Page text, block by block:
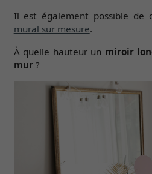
Il est également possible de
mural sur mesure.
À quelle hauteur un miroir
mur?